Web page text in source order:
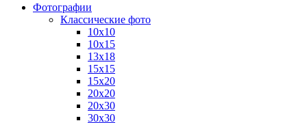
Фотографии
Классические фото
10х10
10х15
13х18
15х15
15х20
20х20
20х30
30х30